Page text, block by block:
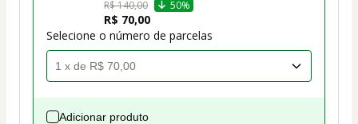
R$ 140,00
50%
R$ 70,00
Selecione o número de parcelas
Adicionar produto